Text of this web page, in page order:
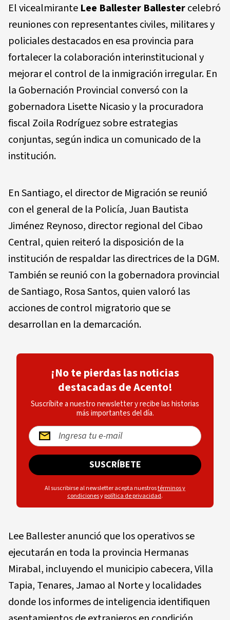
El vicealmirante Lee Ballester Ballestercelebró
reuniones con representantes civiles, militares y
policiales destacados en esa provincia para
fortalecer la colaboración interinstitucional y
mejorar el control de la inmigración irregular. En
la Gobernación Provincial conversó con la
gobernadora Lisette Nicasio y la procuradora
fiscal Zoila Rodríguez sobre estrategias
conjuntas, según indica un comunicado de la
institución.
En Santiago, el director de Migración se reunió
con el general de la Policía, Juan Bautista
Jiménez Reynoso, director regional del Cibao
Central, quien reiteró la disposición de la
institución de respaldar las directrices de la DGM.
También se reunió con la gobernadora provincial
de Santiago, Rosa Santos, quien valoró las
acciones de control migratorio que se
desarrollan en la demarcación.
¡No te pierdas las noticias
destacadas de Acento!
Suscríbite a nuestro newsletter y recibe las historias
más importantes del día.
SUSCRÍBETE
Al suscribirse al newsletter acepta nuestrostérminos y
condicionesypolítica de privacidad.
Lee Ballester anunció que los operativos se
ejecutarán en toda la provincia Hermanas
Mirabal, incluyendo el municipio cabecera, Villa
Tapia, Tenares, Jamao al Norte y localidades
donde los informes de inteligencia identifiquen